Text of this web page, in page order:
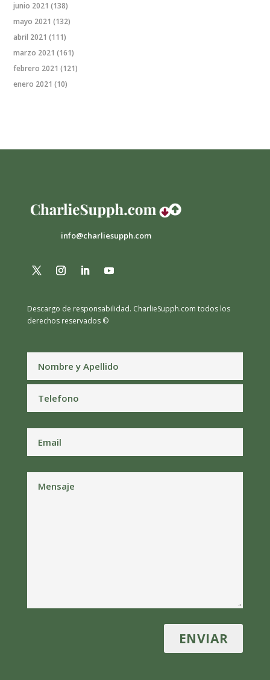
junio 2021 (138)
mayo 2021 (132)
abril 2021 (111)
marzo 2021 (161)
febrero 2021 (121)
enero 2021 (10)
info@charliesupph.com
Descargo de responsabilidad. CharlieSupph.com todos los
derechos reservados ©